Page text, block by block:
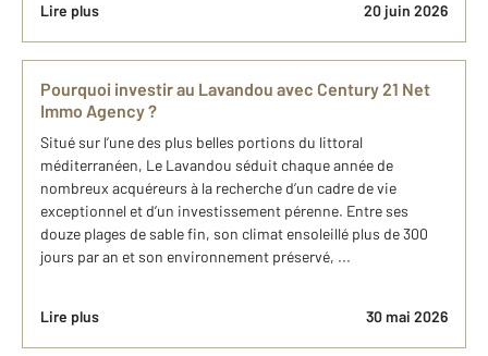
Lire plus 20 juin 2026
Pourquoi investir au Lavandou avec Century 21 Net
Immo Agency ?
Situé sur l’une des plus belles portions du littoral
méditerranéen, Le Lavandou séduit chaque année de
nombreux acquéreurs à la recherche d’un cadre de vie
exceptionnel et d’un investissement pérenne. Entre ses
douze plages de sable fin, son climat ensoleillé plus de 300
jours par an et son environnement préservé, ...
Lire plus 30 mai 2026